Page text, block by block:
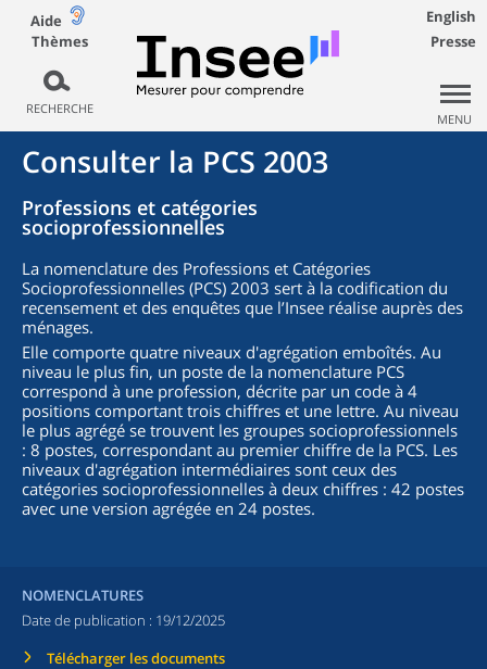
Aide
Thèmes
RECHERCHE
English
Presse
MENU
Consulter la PCS 2003
Professions et catégories
socioprofessionnelles
La nomenclature des Professions et Catégories
Socioprofessionnelles (PCS) 2003 sert à la codification du
recensement et des enquêtes que l’Insee réalise auprès des
ménages.
Elle comporte quatre niveaux d'agrégation emboîtés. Au
niveau le plus fin, un poste de la nomenclature PCS
correspond à une profession, décrite par un code à 4
positions comportant trois chiffres et une lettre. Au niveau
le plus agrégé se trouvent les groupes socioprofessionnels
: 8 postes, correspondant au premier chiffre de la PCS. Les
niveaux d'agrégation intermédiaires sont ceux des
catégories socioprofessionnelles à deux chiffres : 42 postes
avec une version agrégée en 24 postes.
NOMENCLATURES
Date de publication : 19/12/2025
Télécharger les documents